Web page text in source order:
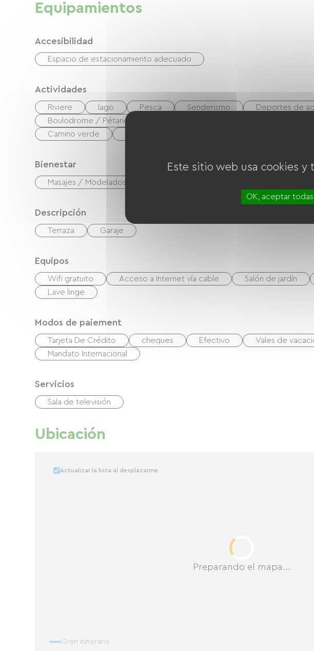
Equipamientos
Accesibilidad
Espacio de estacionamiento adecuado
Actividades
Riviere lago Pesca Senderismo Deportes de
Boulodrome / Pétanque court
Camino verde
Bienestar
Masajes / Modelados
Descripción
Terraza Garaje
Equipos
Wifi gratuito Acceso a Internet vía cable Salón de jardín
Lave linge
Modos de paiement
Tarjeta De Crédito cheques Efectivo Vales de
Mandato Internacional
Servicios
Sala de televisión
Ubicación
Preparando el mapa...
Actualizar la lista al desplazarme
Gran itinerario
Este sitio web usa cookies y
OK, aceptar todas